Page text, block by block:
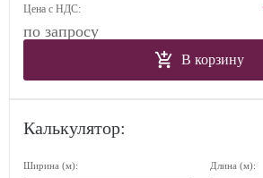
Цена с НДС:
по запросу
В корзину
Калькулятор:
Ширина (м): Длина (м):